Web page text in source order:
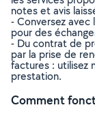
notes et avis
- Conversez avec
pour des
- Du contrat de
par la prise de
factures : utilisez
prestation.
Comment